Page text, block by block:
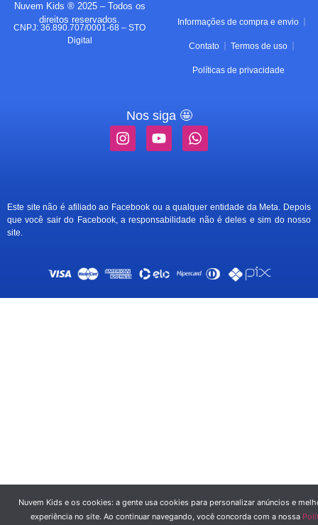
Nuvem Kids ® 2025 – Todos os
direitos reservados.
CNPJ: 36.890.707/0001-68 – STO
Digital
Informações de compra e envio
Contato Termos de uso
Políticas de privacidade
Nos siga 🤩
Este site não é afiliado ao Facebook ou a qualquer entidade da Meta. Depois
que você sair do Facebook, a responsabilidade não é deles e sim do nosso
site.
Nuvem Kids e os cookies: a gente usa cookies para personalizar anúncios e
experiência no site. Ao continuar navegando, você concorda com a nossa